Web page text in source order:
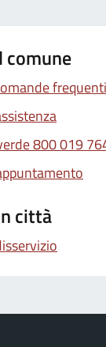
comune
frequenti
800 019
città